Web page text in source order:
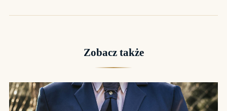
Zobacz także